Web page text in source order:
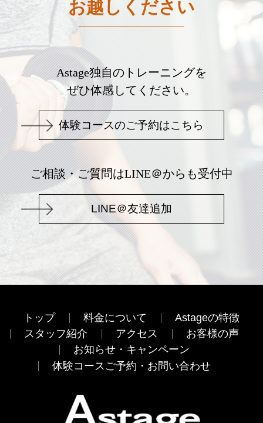
お越しください
Astage独自のトレーニングを
ぜひ体感してください。
体験コースのご予約はこちら
ご相談・ご質問はLINE＠からも受付中
LINE＠友達追加
トップ 料金について
Astageの特徴
スタッフ紹介
アクセス
お客様の声
お知らせ・キャンペーン
体験コースご予約・お問い合わせ